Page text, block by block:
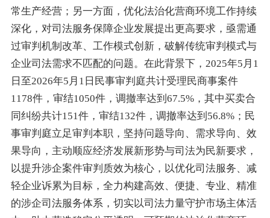
常生产经营；另一方面，优化法治化营商环境工作持续
深化，对司法服务保障企业发展提出更高要求，亟需通
过审判机制改革、工作模式创新，破解传统审判模式与
企业司法需求不匹配的问题。在此背景下，2025年5月1
日至2026年5月1日民事审判庭共计受理民商事案件
1178件，审结1050件，调撤率达到67.5%，其中买卖合
同纠纷共计151件，审结132件，调撤率达到56.8%；民
事审判庭立足审判本职，坚持问题导向、需求导向、效
果导向，主动顺应经济发展新形势与司法为民新要求，
以提升涉企案件审判质效为核心，以优化司法服务、减
轻企业诉累为目标，全力构建高效、便捷、专业、精准
的涉企司法服务体系，切实以司法力量守护市场主体活